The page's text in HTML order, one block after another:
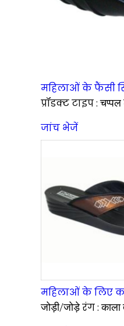
महिलाओं के फैंसी
प्रॉडक्ट टाइप :चप्पल
जांच भेजें
महिलाओं के लिए
जोड़ी/जोड़ेरंग :काला